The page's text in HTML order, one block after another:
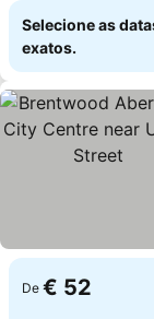
Selecione as
exatos.
De € 52